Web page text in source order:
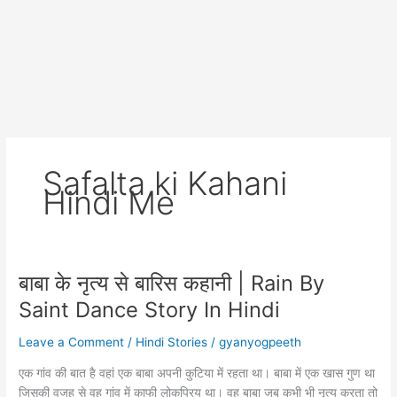
Safalta ki Kahani
Hindi Me
बाबा के नृत्य से बारिस कहानी | Rain By
Saint Dance Story In Hindi
Leave a Comment / Hindi Stories /gyanyogpeeth
एक गांव की बात है वहां एक बाबा अपनी कुटिया में रहता था। बाबा में एक खास गुण था
जिसकी वजह से वह गांव में काफी लोकप्रिय था। वह बाबा जब कभी भी नृत्य करता तो